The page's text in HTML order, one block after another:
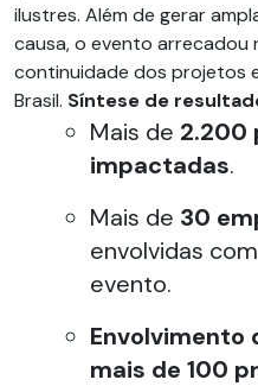
ilustres. Além de gerar
causa, o evento arrecadou
continuidade dos projetos
Brasil. Síntese de
Mais de 2.200
impactadas.
Mais de 30
envolvidas
evento.
Envolvimento
mais de 100